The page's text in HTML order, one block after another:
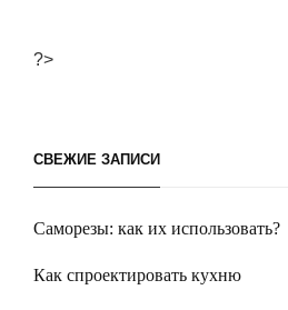
записям
?>
СВЕЖИЕ ЗАПИСИ
Саморезы: как их использовать?
Как спроектировать кухню